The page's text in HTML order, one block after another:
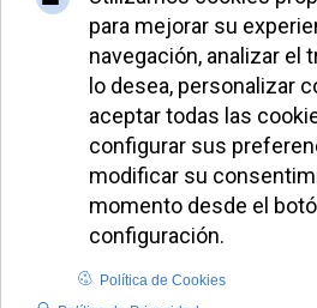
Gänswein
Benedicto
vuelta a la
tradicional